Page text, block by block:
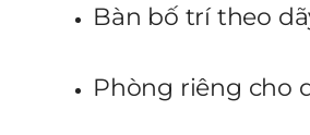
Bàn bố trí theo
Phòng riêng cho